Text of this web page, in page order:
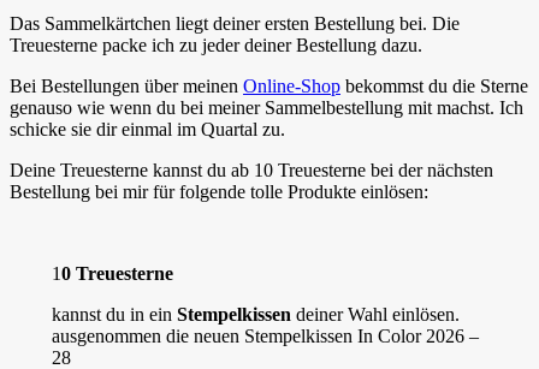
Das Sammelkärtchen liegt deiner ersten Bestellung bei. Die
Treuesterne packe ich zu jeder deiner Bestellung dazu.
Bei Bestellungen über meinen Online-Shop bekommst du die Sterne
genauso wie wenn du bei meiner Sammelbestellung mit machst. Ich
schicke sie dir einmal im Quartal zu.
Deine Treuesterne kannst du ab 10 Treuesterne bei der nächsten
Bestellung bei mir für folgende tolle Produkte einlösen:
10 Treuesterne
kannst du in ein Stempelkissen deiner Wahl einlösen.
ausgenommen die neuen Stempelkissen In Color 2026 –
28